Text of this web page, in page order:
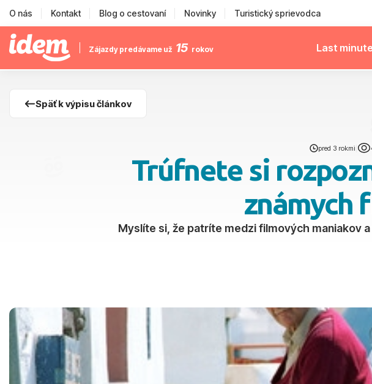
O nás Kontakt Blog o cestovaní Novinky Turistický sprievodca
Zájazdy predávame už 15 rokov Last minute
Späť k výpisu článkov
pred 3 rokmi
Trúfnete si
známych
Myslíte si, že patríte medzi filmových maniakov